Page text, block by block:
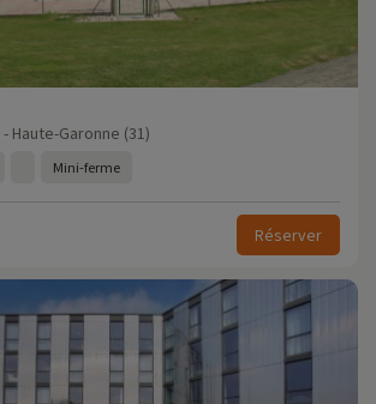
Haute-Garonne (31)
Mini-ferme
Réserver